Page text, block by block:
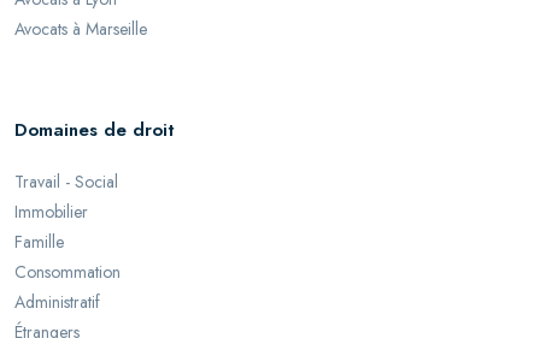
Avocats à Marseille
Domaines de droit
Travail - Social
Immobilier
Famille
Consommation
Administratif
Étrangers